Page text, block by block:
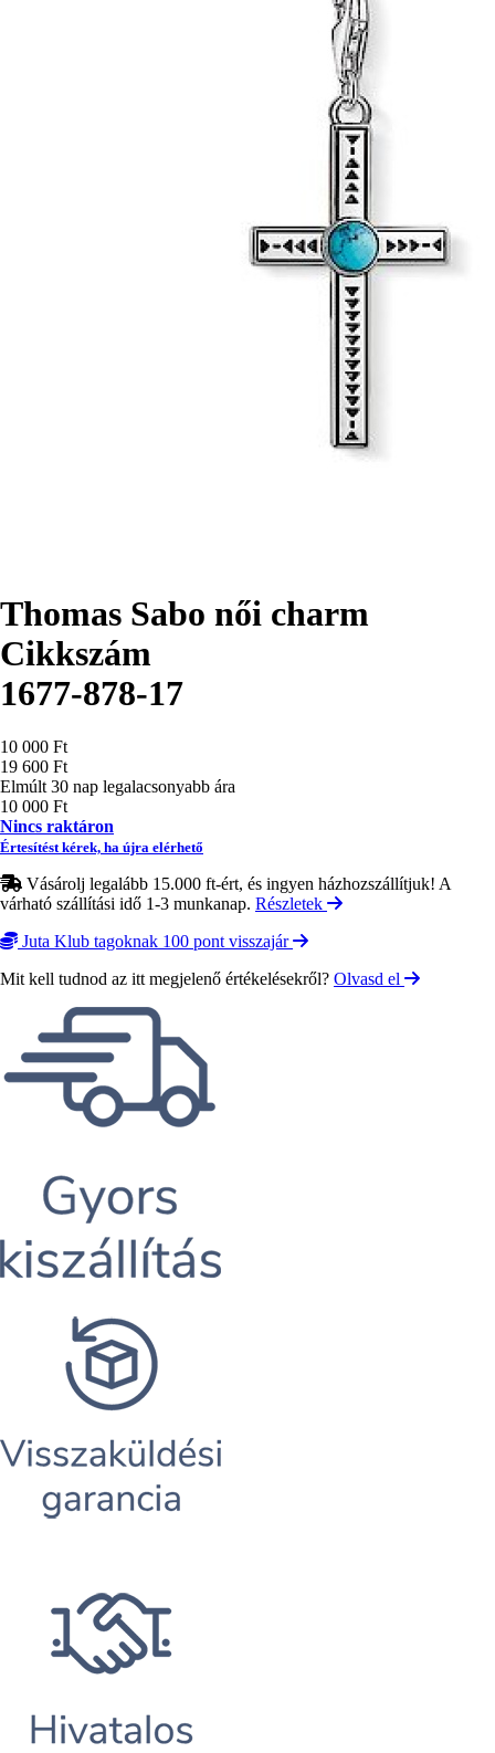
Thomas Sabo női charm
Cikkszám
1677-878-17
Ár
10 000 Ft
19 600 Ft
Elmúlt 30 nap legalacsonyabb ára
10 000 Ft
Nincs raktáron
Értesítést kérek, ha újra elérhető
Vásárolj legalább 15.000 ft-ért, és ingyen házhozszállítjuk! A
várható szállítási idő 1-3 munkanap. Részletek
Juta Klub tagoknak 100 pont visszajár
Mit kell tudnod az itt megjelenő értékelésekről? Olvasd el